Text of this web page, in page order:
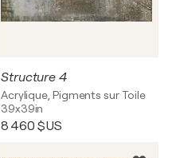
Structure 4
Acrylique, Pigments sur Toile
39x39in
8 460 $US